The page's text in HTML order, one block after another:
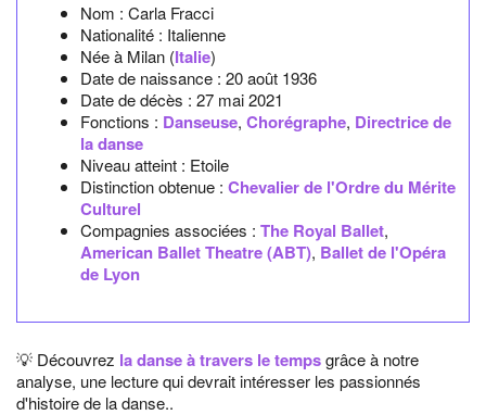
Nom : Carla Fracci
Nationalité : Italienne
Née à Milan (Italie)
Date de naissance : 20 août 1936
Date de décès : 27 mai 2021
Fonctions : Danseuse, Chorégraphe, Directrice de
la danse
Niveau atteint : Etoile
Distinction obtenue : Chevalier de l'Ordre du Mérite
Culturel
Compagnies associées : The Royal Ballet,
American Ballet Theatre (ABT), Ballet de l'Opéra
de Lyon
💡 Découvrez la danse à travers le tempsgrâce à notre
analyse, une lecture qui devrait intéresser les passionnés
d'histoire de la danse..